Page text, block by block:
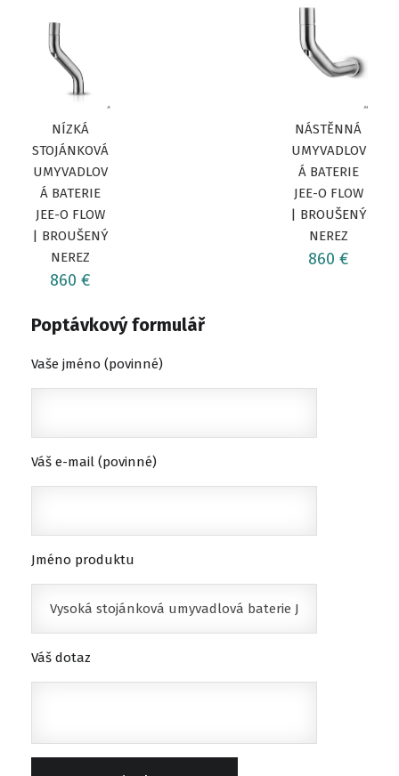
NÍZKÁ
STOJÁNKOVÁ
UMYVADLOV
Á BATERIE
JEE-O FLOW
| BROUŠENÝ
NEREZ
860 €
NÁSTĚNNÁ
UMYVADLOV
Á BATERIE
JEE-O FLOW
| BROUŠENÝ
NEREZ
860 €
Poptávkový formulář
Vaše jméno (povinné)
Váš e-mail (povinné)
Jméno produktu
Váš dotaz